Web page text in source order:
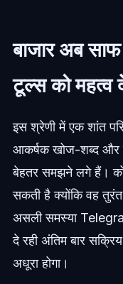
बाजार अब
टूल्स को महत्व
इस श्रेणी में एक शांत
आकर्षक खोज-शब्द और
बेहतर समझने लगे हैं।
सकती है क्योंकि वह
असली समस्या
दे रही अंतिम बार
अधूरा होगा।